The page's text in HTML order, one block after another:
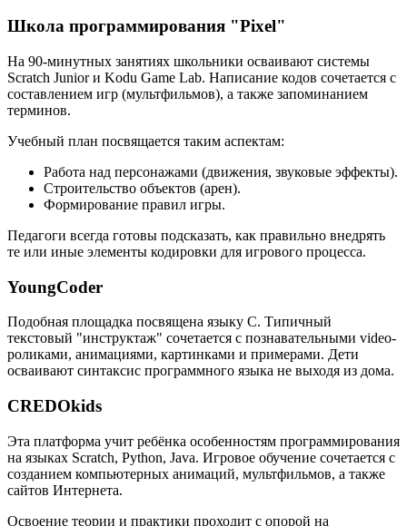
Школа программирования "Pixel"
На 90-минутных занятиях школьники осваивают системы
Scratch Junior и Kodu Game Lab. Написание кодов сочетается с
составлением игр (мультфильмов), а также запоминанием
терминов.
Учебный план посвящается таким аспектам:
Работа над персонажами (движения, звуковые эффекты).
Строительство объектов (арен).
Формирование правил игры.
Педагоги всегда готовы подсказать, как правильно внедрять
те или иные элементы кодировки для игрового процесса.
YoungCoder
Подобная площадка посвящена языку C. Типичный
текстовый "инструктаж" сочетается с познавательными video-
роликами, анимациями, картинками и примерами. Дети
осваивают синтаксис программного языка не выходя из дома.
CREDOkids
Эта платформа учит ребёнка особенностям программирования
на языках Scratch, Python, Java. Игровое обучение сочетается с
созданием компьютерных анимаций, мультфильмов, а также
сайтов Интернета.
Освоение теории и практики проходит с опорой на